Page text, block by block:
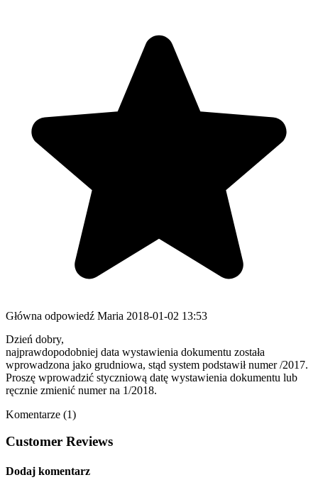
Główna odpowiedź Maria 2018-01-02 13:53
Dzień dobry,
najprawdopodobniej data wystawienia dokumentu została
wprowadzona jako grudniowa, stąd system podstawił numer /2017.
Proszę wprowadzić styczniową datę wystawienia dokumentu lub
ręcznie zmienić numer na 1/2018.
Komentarze (1)
Customer Reviews
Dodaj komentarz